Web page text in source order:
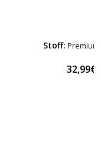
Stoff:
32,99€